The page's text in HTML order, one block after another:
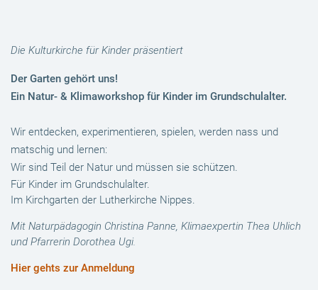
Die Kulturkirche für Kinder präsentiert
Der Garten gehört uns!
Ein Natur- & Klimaworkshop für Kinder im Grundschulalter.
Wir entdecken, experimentieren, spielen, werden nass und
matschig und lernen:
Wir sind Teil der Natur und müssen sie schützen.
Für Kinder im Grundschulalter.
Im Kirchgarten der Lutherkirche Nippes.
Mit Naturpädagogin Christina Panne, Klimaexpertin Thea Uhlich
und Pfarrerin Dorothea Ugi.
Hier gehts zur Anmeldung